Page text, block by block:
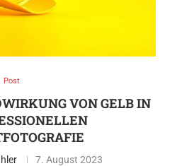
Post
VON GELB IN
7. August 2023